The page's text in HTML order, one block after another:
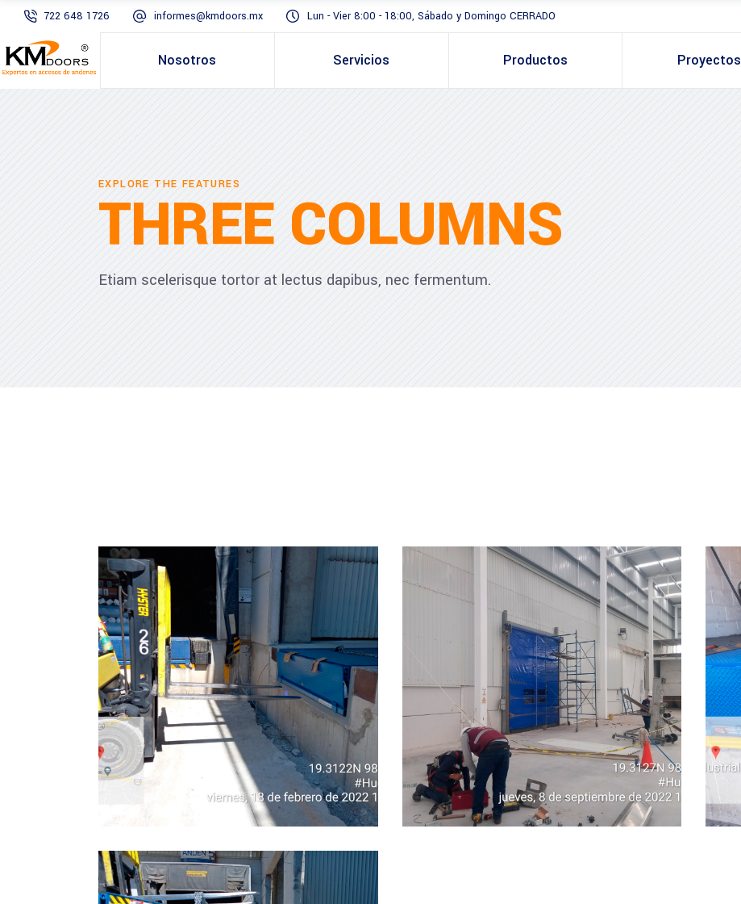
722 648 1726 informes@kmdoors.mx Lun - Vier 8:00 - 18:00, Sábado y Domingo CERRADO
Nosotros Servicios Productos Proyectos
EXPLORE THE FEATURES
THREE COLUMNS
Etiam scelerisque tortor at lectus dapibus, nec fermentum.
INDUSTRIAL INDUSTRIAL
Anden 4
INDUSTRIAL INDUSTRIAL
Anden 3